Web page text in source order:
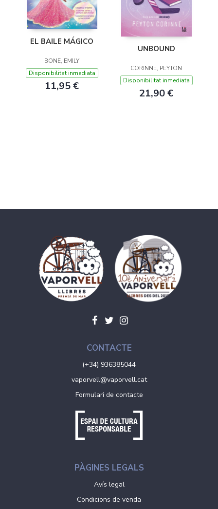
EL BAILE MÁGICO
BONE, EMILY
Disponibilitat inmediata
11,95 €
UNBOUND
CORINNE, PEYTON
Disponibilitat inmediata
21,90 €
CONTACTE
(+34) 936385044
vaporvell@vaporvell.cat
Formulari de contacte
PÀGINES LEGALS
Avís legal
Condicions de venda